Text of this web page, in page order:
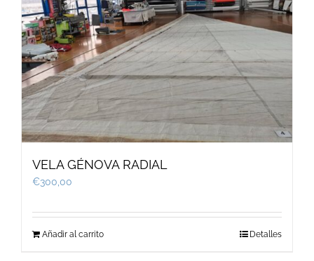
VELA GÉNOVA RADIAL
€300,00
Añadir al carrito Detalles